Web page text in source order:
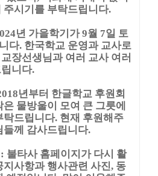
주시기를 부탁드립니다.
년 가을학기가 9월 7일 토
다. 한국학교 운영과 교사로
장선생님과 여러 교사 여러
니다.
년부터 한글학교 후원회
물방울이 모여 큰 그릇에
탁드립니다. 현재 후원해주
들께 감사드립니다.
불타사 홈페이지가 다시 활
지사항과 행사관련 사진, 동